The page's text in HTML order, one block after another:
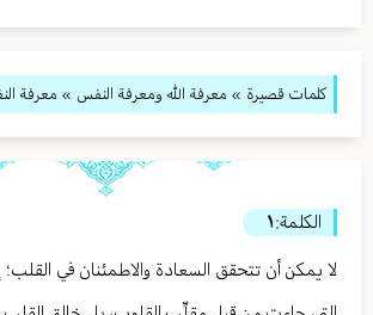
كلمات قصيرة » معرفة الله ومعرفة النفس » معرفة
الكلمة:١
لا يمكن أن تتحقق السعادة والاطمئنان في القلب؛